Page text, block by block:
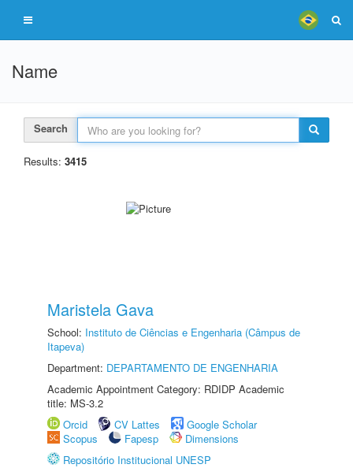
Name
Search
Results: 3415
Maristela Gava
School: Instituto de Ciências e Engenharia (Câmpus de
Itapeva)
Department: DEPARTAMENTO DE ENGENHARIA
Academic Appointment Category: RDIDP Academic
title: MS-3.2
Orcid
CV Lattes
Google Scholar
Scopus
Fapesp
Dimensions
Repositório Institucional UNESP